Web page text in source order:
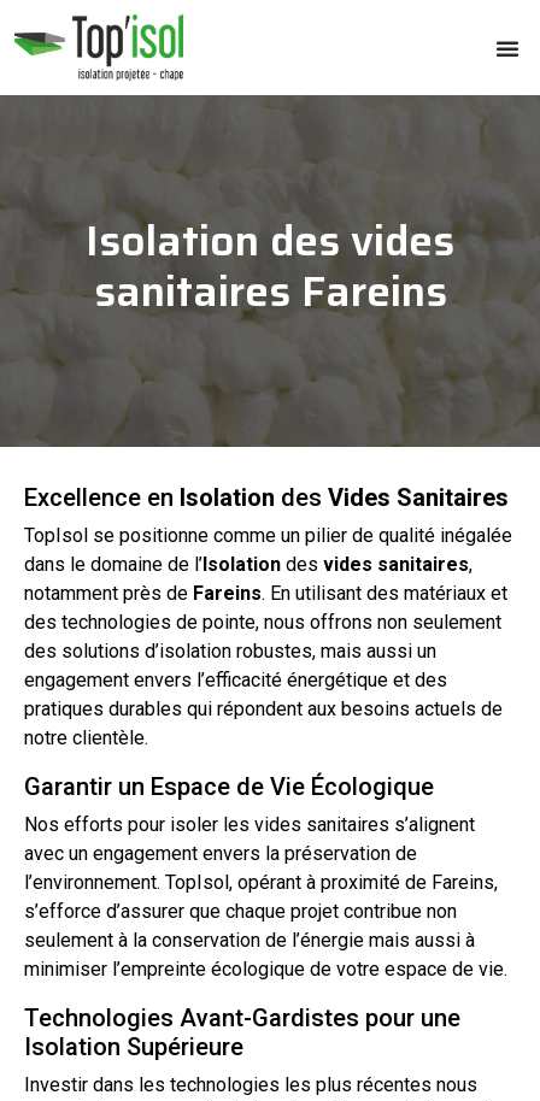
Isolation des vides
sanitaires Fareins
Excellence en Isolation des Vides Sanitaires
TopIsol se positionne comme un pilier de qualité inégalée
dans le domaine de l’Isolation des vides sanitaires,
notamment près de Fareins. En utilisant des matériaux et
des technologies de pointe, nous offrons non seulement
des solutions d’isolation robustes, mais aussi un
engagement envers l’efficacité énergétique et des
pratiques durables qui répondent aux besoins actuels de
notre clientèle.
Garantir un Espace de Vie Écologique
Nos efforts pour isoler les vides sanitaires s’alignent
avec un engagement envers la préservation de
l’environnement. TopIsol, opérant à proximité de Fareins,
s’efforce d’assurer que chaque projet contribue non
seulement à la conservation de l’énergie mais aussi à
minimiser l’empreinte écologique de votre espace de vie.
Technologies Avant-Gardistes pour une
Isolation Supérieure
Investir dans les technologies les plus récentes nous